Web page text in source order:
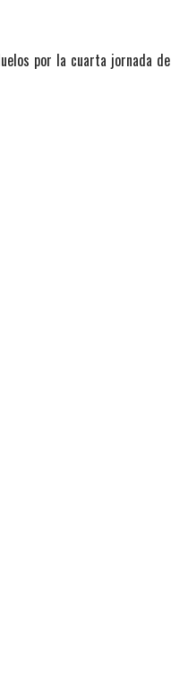
por la cuarta jornada de